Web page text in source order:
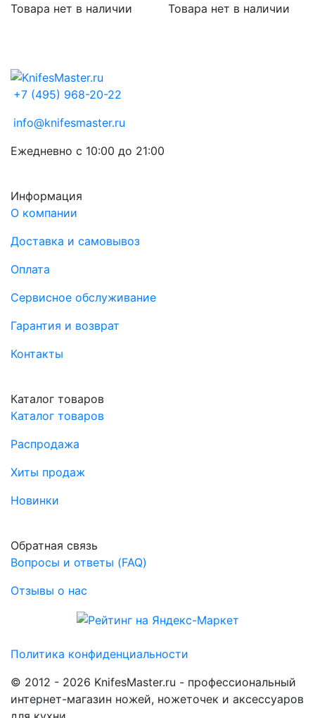
Товара нет в наличии
Товара нет в наличии
+7 (495) 968-20-22
info@knifesmaster.ru
Ежедневно с 10:00 до 21:00
Информация
О компании
Доставка и самовывоз
Оплата
Сервисное обслуживание
Гарантия и возврат
Контакты
Каталог товаров
Каталог товаров
Распродажа
Хиты продаж
Новинки
Обратная связь
Вопросы и ответы (FAQ)
Отзывы о нас
Политика конфиденциальности
© 2012 - 2026 KnifesMaster.ru - профессиональный
интернет-магазин ножей, ножеточек и аксессуаров